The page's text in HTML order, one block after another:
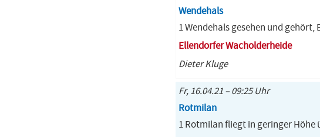
Wendehals
1 Wendehals gesehen und
Ellendorfer Wacholderheide
Dieter Kluge
Fr, 16.04.21 – 09:25 Uhr
Rotmilan
1 Rotmilan fliegt in geringer Höhe